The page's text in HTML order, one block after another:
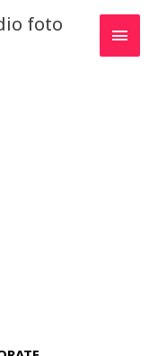
foto
Main